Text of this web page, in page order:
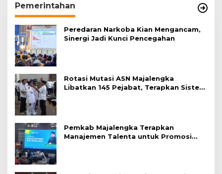
Pemerintahan
Peredaran Narkoba Kian Mengancam,
Sinergi Jadi Kunci Pencegahan
Rotasi Mutasi ASN Majalengka
Libatkan 145 Pejabat, Terapkan Sistem
Pemkab Majalengka Terapkan
Manajemen Talenta untuk Promosi